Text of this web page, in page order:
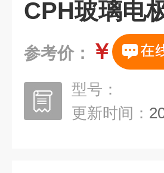
CPH玻璃电
参考价： ￥
型号：
更新时间：